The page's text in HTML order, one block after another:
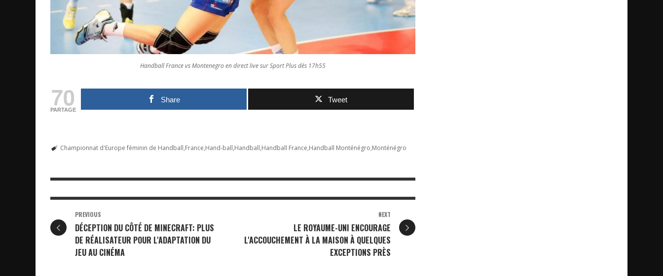
Handball France vs Montenegro en direct live sur Sport Plus dès 17h55
70
PARTAGE
Share Tweet
Championnat d'Europe féminin de Handball France Hand-ball Handball Handball France Handball Monténégro Monténégro
PREVIOUS
DÉCEPTION DU CÔTÉ DE MINECRAFT: PLUS
DE RÉALISATEUR POUR L'ADAPTATION DU
JEU AU CINÉMA
NEXT
LE ROYAUME-UNI ENCOURAGE
L'ACCOUCHEMENT À LA MAISON À QUELQUES
EXCEPTIONS PRÈS